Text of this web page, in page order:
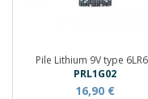
Pile Lithium 9V type
PRL1G02
16,90 €